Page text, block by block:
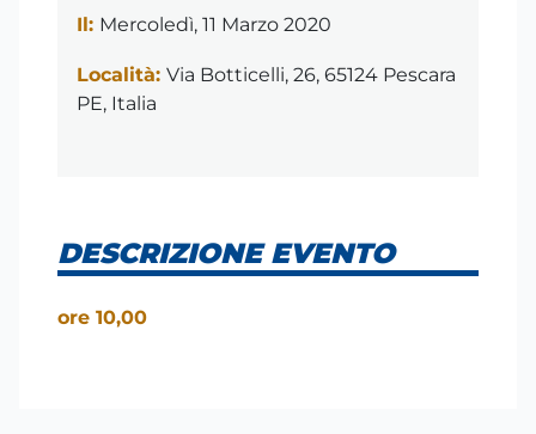
Il: Mercoledì, 11 Marzo 2020
Località: Via Botticelli, 26, 65124 Pescara
PE, Italia
DESCRIZIONE EVENTO
ore 10,00